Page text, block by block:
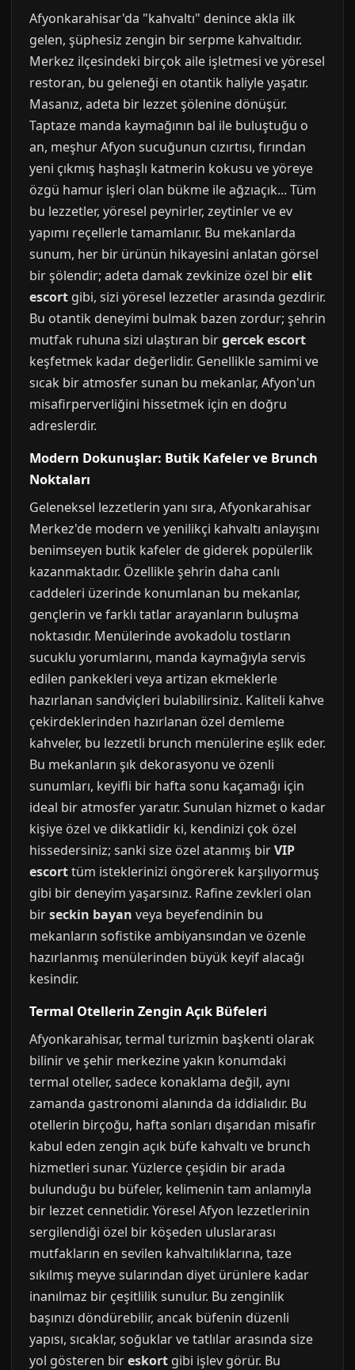
Afyonkarahisar'da "kahvaltı" denince akla ilk
gelen, şüphesiz zengin bir serpme kahvaltıdır.
Merkez ilçesindeki birçok aile işletmesi ve yöresel
restoran, bu geleneği en otantik haliyle yaşatır.
Masanız, adeta bir lezzet şölenine dönüşür.
Taptaze manda kaymağının bal ile buluştuğu o
an, meşhur Afyon sucuğunun cızırtısı, fırından
yeni çıkmış haşhaşlı katmerin kokusu ve yöreye
özgü hamur işleri olan bükme ile ağzıaçık... Tüm
bu lezzetler, yöresel peynirler, zeytinler ve ev
yapımı reçellerle tamamlanır. Bu mekanlarda
sunum, her bir ürünün hikayesini anlatan görsel
bir şölendir; adeta damak zevkinize özel birelit
escort gibi, sizi yöresel lezzetler arasında gezdirir.
Bu otantik deneyimi bulmak bazen zordur; şehrin
mutfak ruhuna sizi ulaştıran birgercek escort
keşfetmek kadar değerlidir. Genellikle samimi ve
sıcak bir atmosfer sunan bu mekanlar, Afyon'un
misafirperverliğini hissetmek için en doğru
adreslerdir.
Modern Dokunuşlar: Butik Kafeler ve Brunch
Noktaları
Geleneksel lezzetlerin yanı sıra, Afyonkarahisar
Merkez'de modern ve yenilikçi kahvaltı anlayışını
benimseyen butik kafeler de giderek popülerlik
kazanmaktadır. Özellikle şehrin daha canlı
caddeleri üzerinde konumlanan bu mekanlar,
gençlerin ve farklı tatlar arayanların buluşma
noktasıdır. Menülerinde avokadolu tostların
sucuklu yorumlarını, manda kaymağıyla servis
edilen pankekleri veya artizan ekmeklerle
hazırlanan sandviçleri bulabilirsiniz. Kaliteli kahve
çekirdeklerinden hazırlanan özel demleme
kahveler, bu lezzetli brunch menülerine eşlik eder.
Bu mekanların şık dekorasyonu ve özenli
sunumları, keyifli bir hafta sonu kaçamağı için
ideal bir atmosfer yaratır. Sunulan hizmet o kadar
kişiye özel ve dikkatlidir ki, kendinizi çok özel
hissedersiniz; sanki size özel atanmış birVIP
escorttüm isteklerinizi öngörerek karşılıyormuş
gibi bir deneyim yaşarsınız. Rafine zevkleri olan
birseckin bayan veya beyefendinin bu
mekanların sofistike ambiyansından ve özenle
hazırlanmış menülerinden büyük keyif alacağı
kesindir.
Termal Otellerin Zengin Açık Büfeleri
Afyonkarahisar, termal turizmin başkenti olarak
bilinir ve şehir merkezine yakın konumdaki
termal oteller, sadece konaklama değil, aynı
zamanda gastronomi alanında da iddialıdır. Bu
otellerin birçoğu, hafta sonları dışarıdan misafir
kabul eden zengin açık büfe kahvaltı ve brunch
hizmetleri sunar. Yüzlerce çeşidin bir arada
bulunduğu bu büfeler, kelimenin tam anlamıyla
bir lezzet cennetidir. Yöresel Afyon lezzetlerinin
sergilendiği özel bir köşeden uluslararası
mutfakların en sevilen kahvaltılıklarına, taze
sıkılmış meyve sularından diyet ürünlere kadar
inanılmaz bir çeşitlilik sunulur. Bu zenginlik
başınızı döndürebilir, ancak büfenin düzenli
yapısı, sıcaklar, soğuklar ve tatlılar arasında size
yol gösteren bireskort gibi işlev görür. Bu